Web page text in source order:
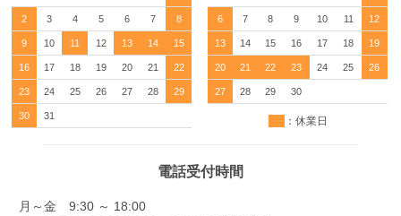
2 3 4 5 6 7 8
9 10 11 12 13 14 15
16 17 18 19 20 21 22
23 24 25 26 27 28 29
30 31
6 7 8 9 10 11 12
13 14 15 16 17 18 19
20 21 22 23 24 25 26
27 28 29 30
：休業日
電話受付時間
月～金 9:30 ～ 18:00